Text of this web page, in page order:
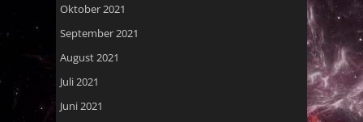
Oktober 2021
September 2021
August 2021
Juli 2021
Juni 2021